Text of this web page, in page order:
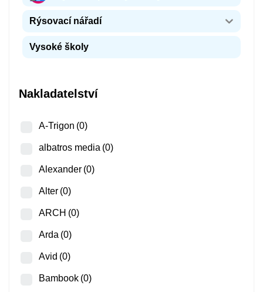
Rýsovací nářadí
Vysoké školy
Nakladatelství
A-Trigon (0)
albatros media (0)
Alexander (0)
Alter (0)
ARCH (0)
Arda (0)
Avid (0)
Bambook (0)